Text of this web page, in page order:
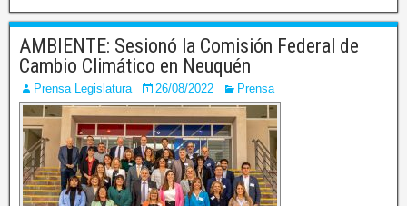
AMBIENTE: Sesionó la Comisión Federal de
Cambio Climático en Neuquén
Prensa Legislatura 26/08/2022 Prensa